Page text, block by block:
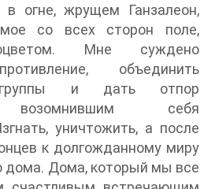
огне, жрущем Ганзалеон,
со всех сторон поле,
Мне суждено
объединить
группы и дать отпор
возомнившим себя
уничтожить, а после
к долгожданному миру
дома. Дома, который мы все